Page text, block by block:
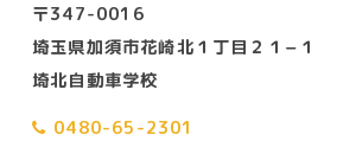
〒347-0016
埼玉県加須市花崎北１丁目２１−１
埼北自動車学校
0480-65-2301